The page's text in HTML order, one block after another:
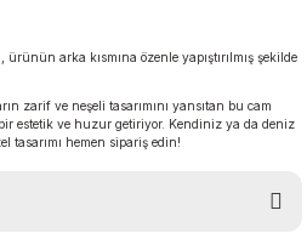
arka kısmına özenle yapıştırılmış şekilde
zarif ve neşeli tasarımını yansıtan bu cam
estetik ve huzur getiriyor. Kendiniz ya da deniz
tasarımı hemen sipariş edin!